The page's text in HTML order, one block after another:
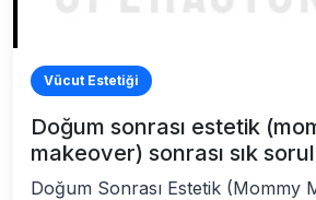
Vücut Estetiği
Doğum sonrası estetik
makeover) sonrası sık
Doğum Sonrası Estetik (Mommy